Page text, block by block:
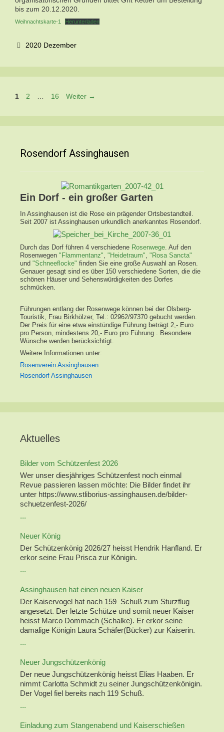
bis zum 20.12.2020.
Weihnachtskarte-1 Herunterladen
Kategorien
2020 Dezember
Seite
1 Seite
2 Seite
16 Weiter →
Rosendorf Assinghausen
Ein Dorf - ein großer Garten
In Assinghausen ist die Rose ein prägender Ortsbestandteil.
Seit 2007 ist Assinghausen urkundlich anerkanntes Rosendorf.
Durch das Dorf führen 4 verschiedene Rosenwege. Auf den
Rosenwegen "Flammentanz", "Heidetraum", "Rosa Sancta"
und "Schneeflocke" finden Sie eine große Auswahl an Rosen.
Genauer gesagt sind es über 150 verschiedene Sorten, die die
schönen Häuser und Sehenswürdigkeiten des Dorfes
schmücken.
Führungen entlang der Rosenwege können bei der Olsberg-
Touristik, Frau Birkhölzer, Tel.: 02962/97370 gebucht werden.
Der Preis für eine etwa einstündige Führung beträgt 2,- Euro
pro Person, mindestens 20,- Euro pro Führung . Besondere
Wünsche werden berücksichtigt.
Weitere Informationen unter:
Rosenverein Assinghausen
Rosendorf Assinghausen
Aktuelles
Bilder vom Schützenfest 2026
Wer unser diesjähriges Schützenfest noch einmal
Revue passieren lassen möchte: Die Bilder findet ihr
unter https://www.stliborius-assinghausen.de/bilder-
schuetzenfest-2026/
...
Neuer König
Der Schützenkönig 2026/27 heisst Hendrik Hanfland. Er
erkor seine Frau Prisca zur Königin.
...
Assinghausen hat einen neuen Kaiser
Der Kaiservogel hat nach 159 Schuß zum Sturzflug
angesetzt. Der letzte Schütze und somit neuer Kaiser
heisst Marco Dommach (Schalke). Er erkor seine
damalige Königin Laura Schäfer(Bücker) zur Kaiserin.
...
Neuer Jungschützenkönig
Der neue Jungschützenkönig heisst Elias Haaben. Er
nimmt Carlotta Schmidt zu seiner Jungschützenkönigin.
Der Vogel fiel bereits nach 119 Schuß.
...
Einladung zum Stangenabend und Kaiserschießen